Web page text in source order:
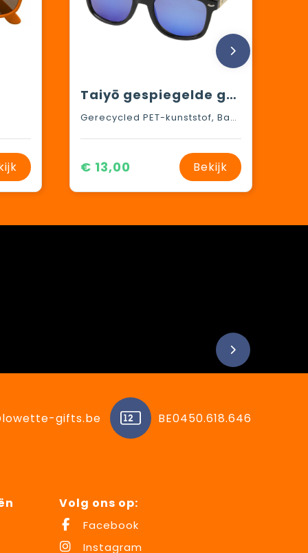
Taiyō gespiegelde gepolariseerde zonnebril van rPET/bamboe in geschenkverpakking
Gerecycled PET-kunststof, Bamboe
€ 13,00 Bekijk
gifts.be BE0450.618.646
Volg ons op:
Facebook
Instagram